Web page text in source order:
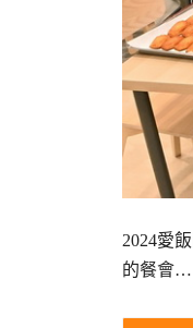
2024愛
的餐會…